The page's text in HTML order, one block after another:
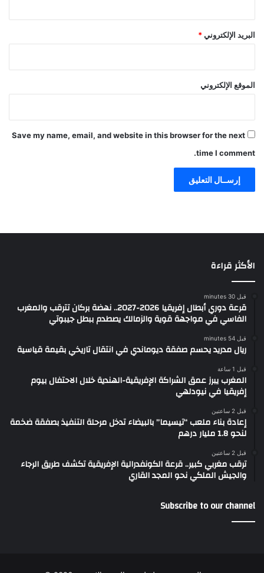
البريد الإلكتروني*
الموقع الإلكتروني
Save my name, email, and website in this browser for the next
time I comment.
الأكثر قراءة
قبل 30 minutes
قرعة دوري أبطال إفريقيا 2026-2027.. نهضة بركان تترقب والمغرب
الفاسي في مواجهة قوية والزمالك يصطدم ببطل جيبوتي
قبل 54 minutes
ريال مدريد يحسم صفقة ديوماندي في انتقال تاريخي بقيمة قياسية
قبل 1 ساعة
المغرب يبرز عمق الشراكة الإفريقية-الهندية خلال الاحتفال بيوم
إفريقيا في نيودلهي
قبل 2 ساعتين
إعادة بناء ملعب “تيسيما” بالبيضاء تدخل مرحلة التنفيذ بصفقة ضخمة
لنحو 1.8 مليار درهم
قبل 2 ساعتين
ترقب مغربي كبير.. قرعة الكونفدرالية الإفريقية تكشف طريق الرجاء
والجيش الملكي نحو المجد القاري
Subscribe to our channel